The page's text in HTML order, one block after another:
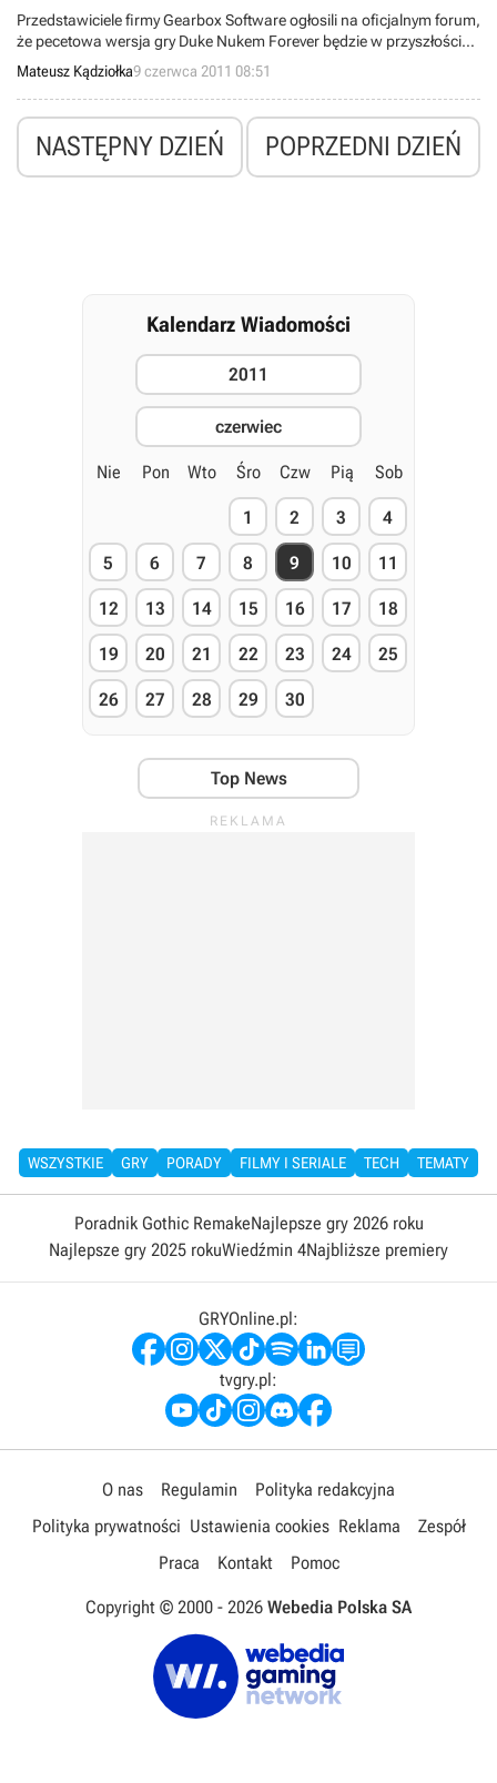
Przedstawiciele firmy Gearbox Software ogłosili na oficjalnym forum,
że pecetowa wersja gry Duke Nukem Forever będzie w przyszłości
obsługiwać dedykowane serwery do rozgrywki wieloosobowej.
Wspomnieli też, że korzystanie z tego rozwiązania będzie
opcjonalne, a twórcy nie będą nad nim sprawować nadzoru.
Mateusz Kądziołka9 czerwca 2011 08:51
NASTĘPNY DZIEŃ POPRZEDNI DZIEŃ
Kalendarz Wiadomości
2011
czerwiec
Nie Pon Wto Śro Czw Pią Sob
1 2 3 4
5 6 7 8 9 10 11
12 13 14 15 16 17 18
19 20 21 22 23 24 25
26 27 28 29 30
Top News
WSZYSTKIE GRY PORADY FILMY I SERIALE TECH TEMATY
Poradnik Gothic RemakeNajlepsze gry 2026 roku
Najlepsze gry 2025 rokuWiedźmin 4Najbliższe premiery
GRYOnline.pl:
tvgry.pl:
O nas Regulamin
Polityka redakcyjna
Polityka prywatności Ustawienia cookies Reklama
Zespół
Praca
Kontakt Pomoc
Copyright © 2000 - 2026 Webedia Polska SA